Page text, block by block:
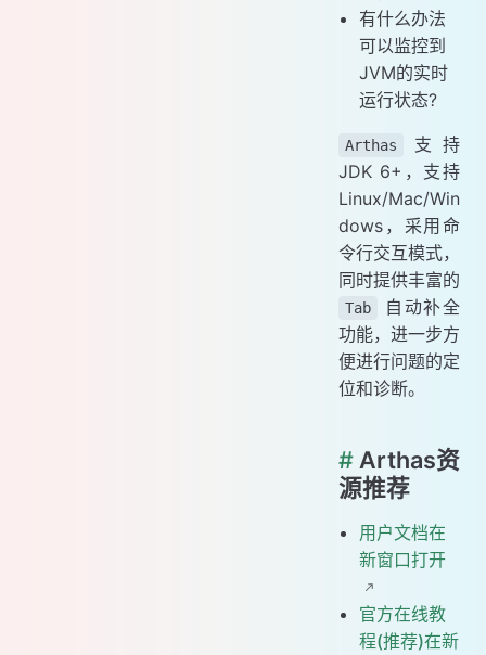
有什么办法
可以监控到
JVM的实时
运行状态?
Arthas
支持
JDK 6+，支持
Linux/Mac/Win
dows，采用命
令行交互模式，
同时提供丰富的
Tab
自动补全
功能，进一步方
便进行问题的定
位和诊断。
# Arthas资
源推荐
用户文档在
新窗口打开
官方在线教
程(推荐)在新